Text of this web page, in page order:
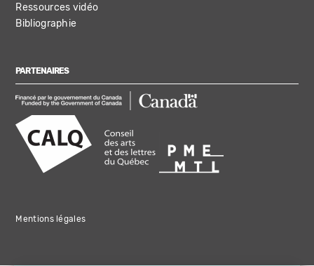
Ressources vidéo
Bibliographie
PARTENAIRES
Mentions légales